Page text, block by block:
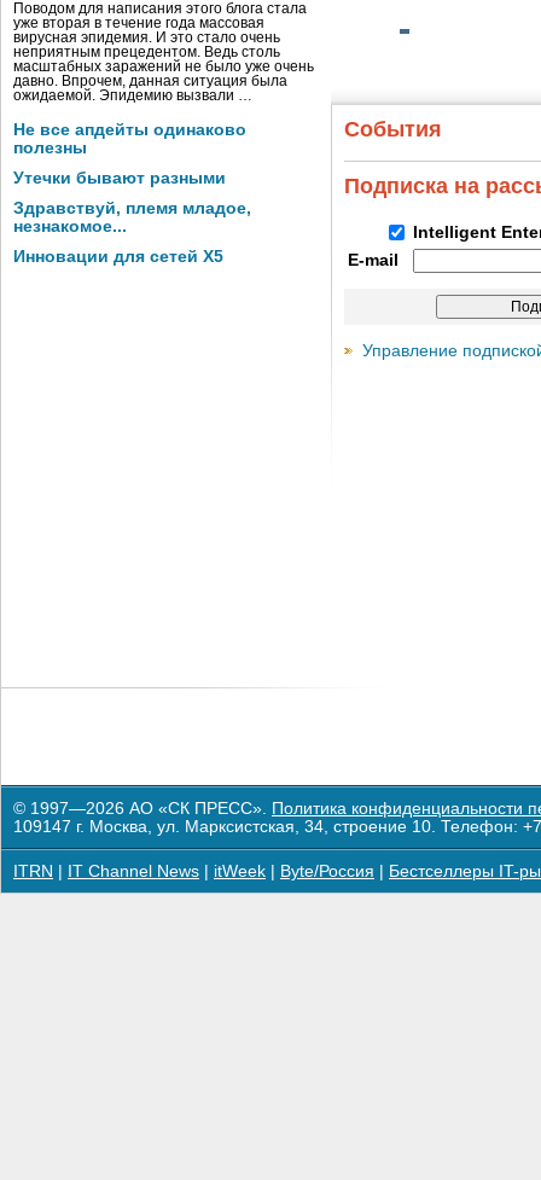
Поводом для написания этого блога стала
уже вторая в течение года массовая
вирусная эпидемия. И это стало очень
неприятным прецедентом. Ведь столь
масштабных заражений не было уже очень
давно. Впрочем, данная ситуация была
ожидаемой. Эпидемию вызвали …
Не все апдейты одинаково
полезны
Утечки бывают разными
Здравствуй, племя младое,
незнакомое...
Инновации для сетей X5
События
Подписка на
Intelligent
E-mail
Управление
© 1997—2026 АО «СК ПРЕСС». Политика конфиденциальности
109147 г. Москва, ул. Марксистская, 34, строение 10. Телефон:
ITRN IT Channel News itWeek Byte/Россия Бестселлеры IT-